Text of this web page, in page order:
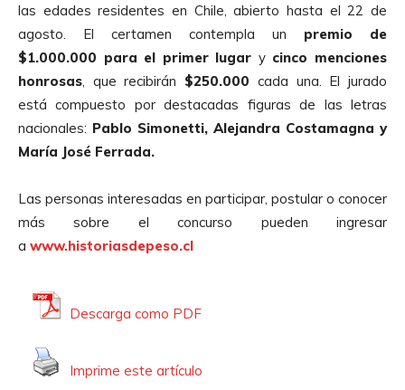
las edades residentes en Chile, abierto hasta el 22 de
agosto. El certamen contempla un premio de
$1.000.000 para el primer lugar y cinco menciones
honrosas , que recibirán $250.000 cada una. El jurado
está compuesto por destacadas figuras de las letras
nacionales: Pablo Simonetti, Alejandra Costamagna y
María José Ferrada.
Las personas interesadas en participar, postular o conocer
más sobre el concurso pueden ingresar
a www.historiasdepeso.cl
Descarga como PDF
Imprime este artículo